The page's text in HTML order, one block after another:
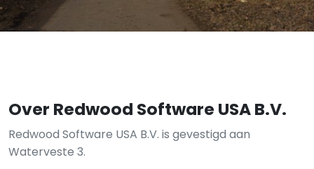
Over Redwood Software USA B.V.
Redwood Software USA B.V. is gevestigd aan
Waterveste 3.